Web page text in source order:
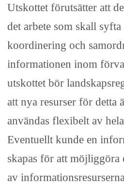
Utskottet förutsätter att
det arbete som skall
koordinering och
informationen inom
utskottet bör
att nya resurser för detta
användas flexibelt av
Eventuellt kunde en
skapas för att möjliggöra
av